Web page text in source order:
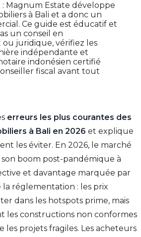
: Magnum Estate développe
à Bali et a donc un
Ce guide est éducatif et
un conseil en
ou juridique, vérifiez les
indépendante et
indonésien certifié
fiscal avant tout
erreurs les plus courantes des
à Bali en 2026 et explique
les éviter. En 2026, le marché
son boom post-pandémique à
et davantage marquée par
réglementation : les prix
dans les hotspots prime, mais
les constructions non conformes
les projets fragiles. Les acheteurs